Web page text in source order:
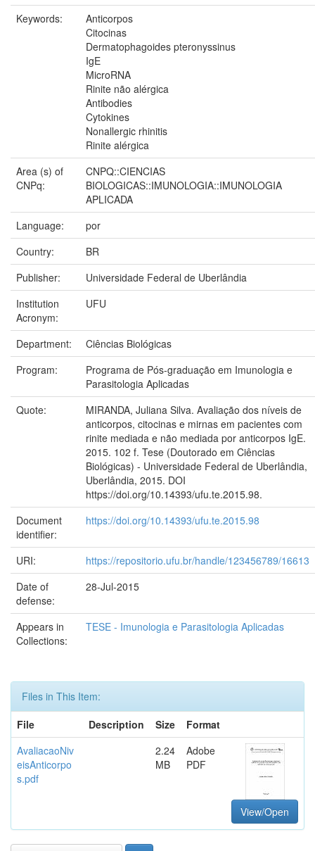
Keywords:
Anticorpos
Citocinas
Dermatophagoides pteronyssinus
IgE
MicroRNA
Rinite não alérgica
Antibodies
Cytokines
Nonallergic rhinitis
Rinite alérgica
Area (s) of
CNPq:
CNPQ::CIENCIAS
BIOLOGICAS::IMUNOLOGIA::IMUNOLOGIA
APLICADA
Language:
por
Country:
BR
Publisher:
Universidade Federal de Uberlândia
Institution
Acronym:
UFU
Department:
Ciências Biológicas
Program:
Programa de Pós-graduação em Imunologia e
Parasitologia Aplicadas
Quote:
MIRANDA, Juliana Silva. Avaliação dos níveis de
anticorpos, citocinas e mirnas em pacientes com
rinite mediada e não mediada por anticorpos IgE.
2015. 102 f. Tese (Doutorado em Ciências
Biológicas) - Universidade Federal de Uberlândia,
Uberlândia, 2015. DOI
https://doi.org/10.14393/ufu.te.2015.98.
Document
identifier:
https://doi.org/10.14393/ufu.te.2015.98
URI:
https://repositorio.ufu.br/handle/123456789/16613
Date of
defense:
28-Jul-2015
Appears in
Collections:
TESE - Imunologia e Parasitologia Aplicadas
Files in This Item:
File
Description Size
Format
AvaliacaoNiv
eisAnticorpo
s.pdf
2.24
MB
Adobe
PDF
View/Open